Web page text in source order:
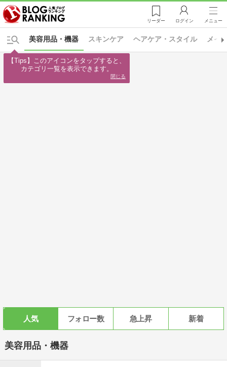
リーダー ログイン メニュー
スキンケア ヘアケア・スタイル メイ
美容用品・機器
人気 フォロー数 急上昇 新着
美容用品・機器
【Tips】このアイコンをタップすると、
カテゴリ一覧を表示できます。
閉じる